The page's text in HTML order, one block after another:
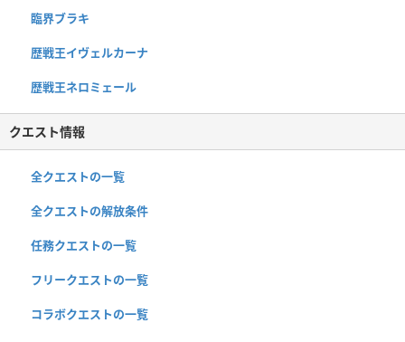
臨界ブラキ
歴戦王イヴェルカーナ
歴戦王ネロミェール
クエスト情報
全クエストの一覧
全クエストの解放条件
任務クエストの一覧
フリークエストの一覧
コラボクエストの一覧